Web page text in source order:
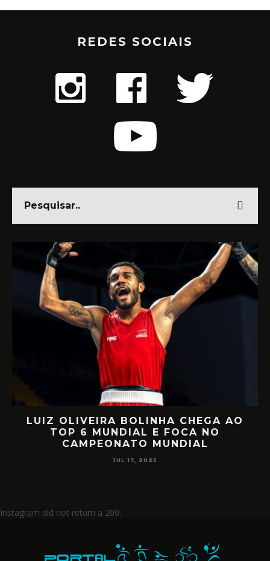
REDES SOCIAIS
LUIZ OLIVEIRA BOLINHA CHEGA AO
TOP 6 MUNDIAL E FOCA NO
CAMPEONATO MUNDIAL
JUL 17, 2025
Instagram did not return a 200.